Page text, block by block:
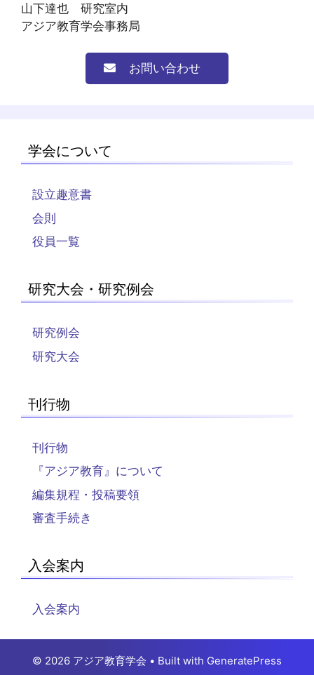
山下達也 研究室内
アジア教育学会事務局
お問い合わせ
学会について
設立趣意書
会則
役員一覧
研究大会・研究例会
研究例会
研究大会
刊行物
刊行物
『アジア教育』について
編集規程・投稿要領
審査手続き
入会案内
入会案内
© 2026 アジア教育学会 • Built with GeneratePress